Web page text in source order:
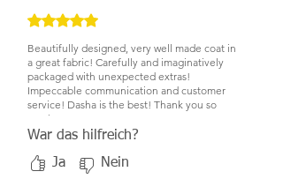
Mit 5 von 5 Sternen bewertet.
Beautifully designed, very well made coat in
a great fabric! Carefully and imaginatively
packaged with unexpected extras!
Impeccable communication and customer
service! Dasha is the best! Thank you so
much!
War das hilfreich?
Ja
Nein